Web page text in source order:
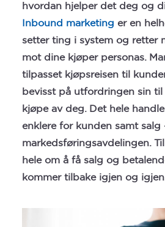
hvordan hjelper det deg og
Inbound marketing er en
setter ting i system og retter
mot dine kjøper personas.
tilpasset kjøpsreisen til
bevisst på utfordringen sin
kjøpe av deg. Det hele
enklere for kunden samt salg
markedsføringsavdelingen.
hele om å få salg og
kommer tilbake igjen og